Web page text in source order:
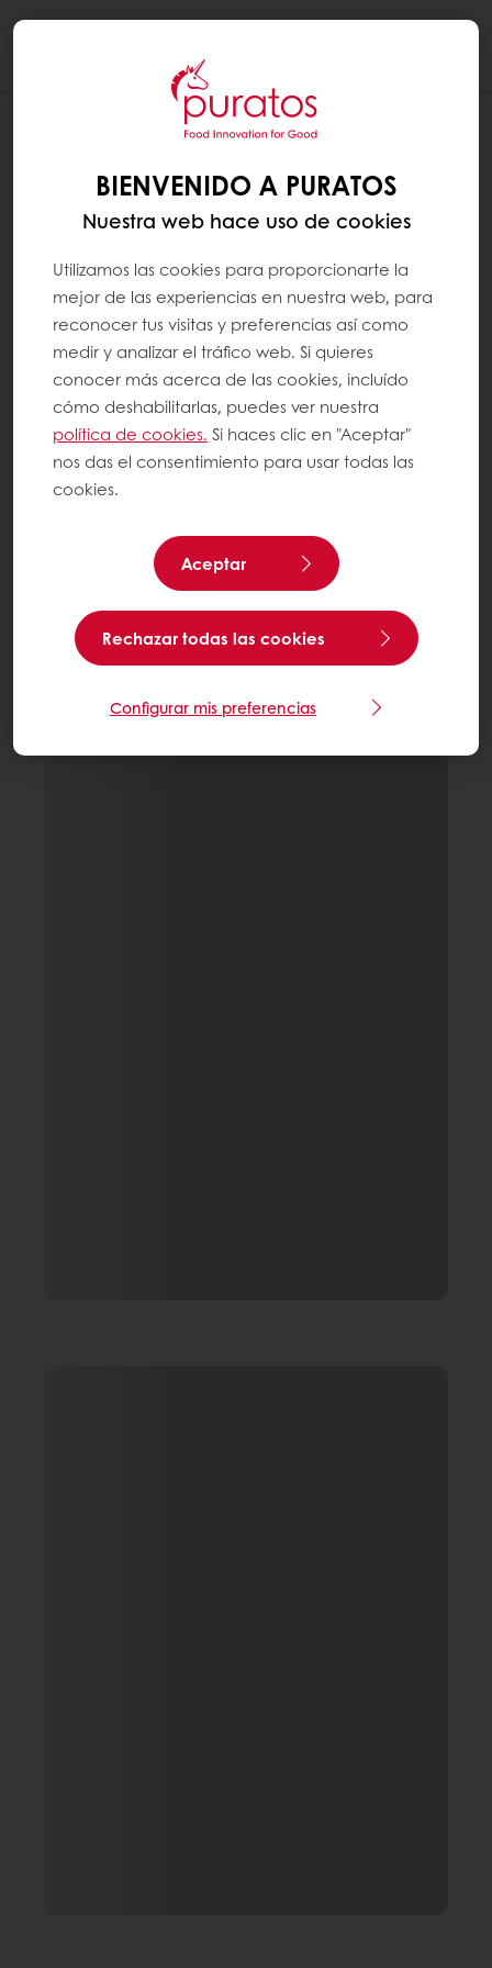
BIENVENIDO A PURATOS
Nuestra web hace uso de cookies
Utilizamos las cookies para proporcionarte la
mejor de las experiencias en nuestra web, para
reconocer tus visitas y preferencias así como
medir y analizar el tráfico web. Si quieres
conocer más acerca de las cookies, incluído
cómo deshabilitarlas, puedes ver nuestra
política de cookies. Si haces clic en "Aceptar"
nos das el consentimiento para usar todas las
cookies.
Aceptar
Rechazar todas las cookies
Configurar mis preferencias